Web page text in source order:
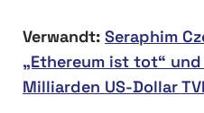
Verwandt: Seraphim
„Ethereum ist tot“
Milliarden US-Dollar